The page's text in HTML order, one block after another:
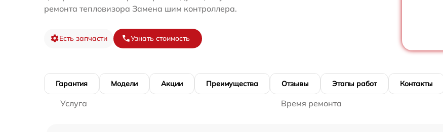
ремонта тепловизора Замена шим контроллера.
Есть запчасти Узнать стоимость
Гарантия Модели Акции Преимущества Отзывы Этапы работ Контакты
Услуга Время ремонта